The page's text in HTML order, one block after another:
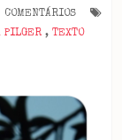
COMENTÁRIOS
PILGER, TEXTO